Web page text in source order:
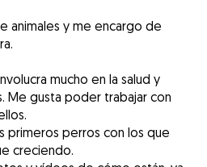
animales y me encargo de
mucho en la salud y
Me gusta poder trabajar con
primeros perros con los que
creciendo.